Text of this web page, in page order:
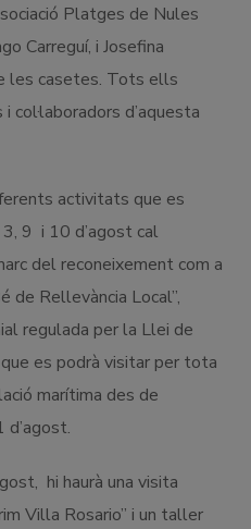
Platges de Nules
Carreguí, i Josefina
les casetes. Tots ells
col·laboradors d’aquesta
activitats que es
9 i 10 d’agost cal
del reconeixement com a
de Rellevància Local”,
regulada per la Llei de
es podrà visitar per tota
marítima des de
hi haurà una visita
Villa Rosario” i un taller